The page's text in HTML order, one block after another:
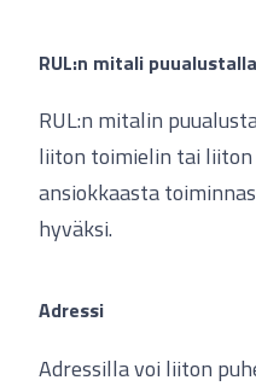
RUL:n mitali puualustalla
RUL:n mitalin
liiton toimielin tai
ansiokkaasta
hyväksi.
Adressi
Adressilla voi liiton